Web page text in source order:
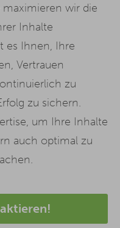
wir die
Inhalte
es Ihnen, Ihre
Vertrauen
zu
zu sichern.
um Ihre Inhalte
auch optimal zu